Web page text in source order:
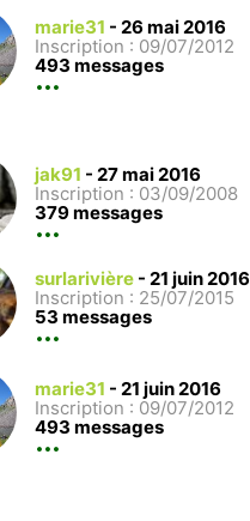
marie31 - 26 mai 2016
Inscription : 09/07/2012
493 messages
jak91 - 27 mai 2016
Inscription : 03/09/2008
379 messages
surlarivière - 21 juin 2016
Inscription : 25/07/2015
53 messages
marie31 - 21 juin 2016
Inscription : 09/07/2012
493 messages